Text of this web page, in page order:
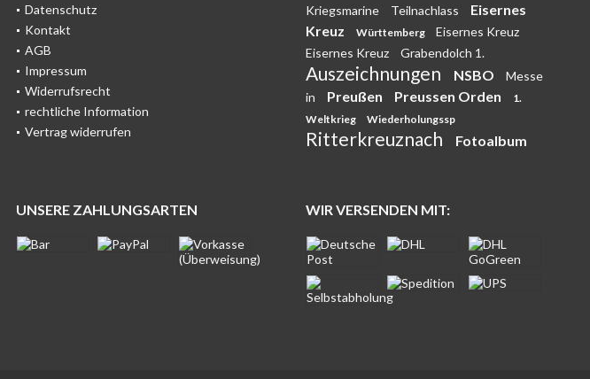
Datenschutz
Kontakt
AGB
Impressum
Widerrufsrecht
rechtliche Information
Vertrag widerrufen
Kriegsmarine Teilnachlass
Eisernes
Kreuz
Württemberg
Eisernes Kreuz
Eisernes Kreuz
Grabendolch 1.
Auszeichnungen NSBO
Messe
in
Preußen Preussen Orden
1.
Weltkrieg
Wiederholungssp
Ritterkreuznach Fotoalbum
UNSERE ZAHLUNGSARTEN WIR VERSENDEN MIT: